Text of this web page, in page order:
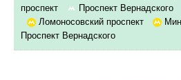
проспект
Проспект Вернадского
Ломоносовский проспект
Проспект Вернадского